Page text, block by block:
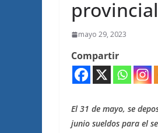
provincial
mayo 29, 2023
Compartir
El 31 de mayo, se
junio sueldos para el